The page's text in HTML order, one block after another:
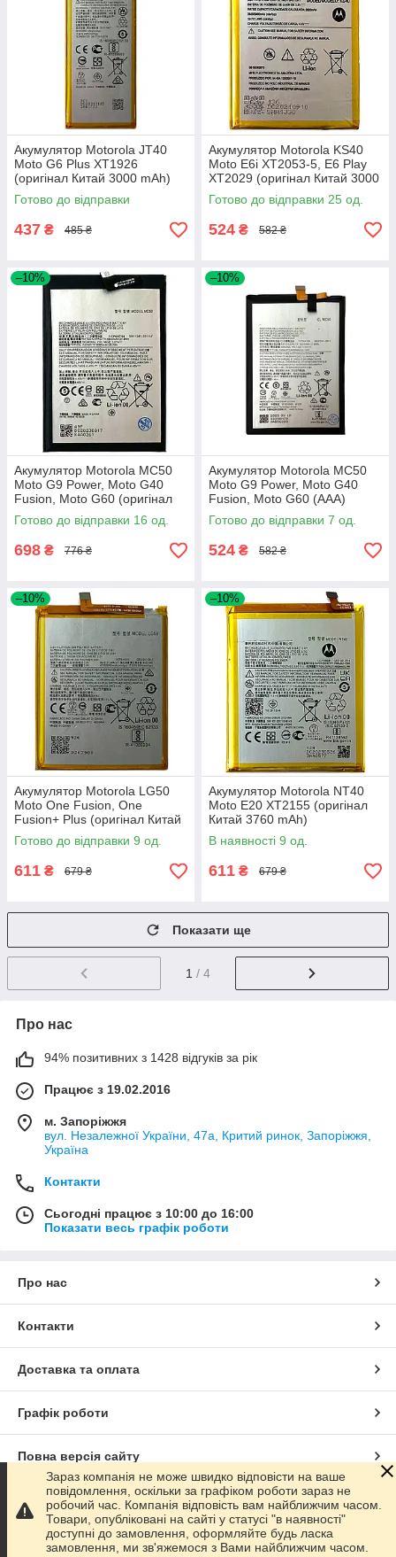
Акумулятор Motorola JT40
Moto G6 Plus XT1926
(оригінал Китай 3000 mAh)
Готово до відправки
437 ₴ 485 ₴
Акумулятор Motorola KS40
Moto E6i XT2053-5, E6 Play
XT2029 (оригінал Китай 3000
mAh)
Готово до відправки 25 од.
524 ₴ 582 ₴
–10%
Акумулятор Motorola MC50
Moto G9 Power, Moto G40
Fusion, Moto G60 (оригінал
Китай 6000 mAh)
Готово до відправки 16 од.
698 ₴ 776 ₴
–10%
Акумулятор Motorola MC50
Moto G9 Power, Moto G40
Fusion, Moto G60 (AAA)
Готово до відправки 7 од.
524 ₴ 582 ₴
–10%
Акумулятор Motorola LG50
Moto One Fusion, One
Fusion+ Plus (оригінал Китай
4700 mAh)
Готово до відправки 9 од.
611 ₴ 679 ₴
–10%
Акумулятор Motorola NT40
Moto E20 XT2155 (оригінал
Китай 3760 mAh)
В наявності 9 од.
611 ₴ 679 ₴
Показати ще
1 / 4
Про нас
94% позитивних з 1428 відгуків за рік
Працює з 19.02.2016
м. Запоріжжя
вул. Незалежної України, 47а, Критий ринок, Запоріжжя,
Україна
Контакти
Сьогодні працює з 10:00 до 16:00
Показати весь графік роботи
Про нас
Контакти
Доставка та оплата
Графік роботи
Повна версія сайту
Сайт створено на маркетплейсіProm.ua
Політика конфіденційності
Зараз компанія не може швидко відповісти на ваше
повідомлення, оскільки за графіком роботи зараз не
робочий час. Компанія відповість вам найближчим часом.
Товари, опубліковані на сайті у статусі "в наявності"
доступні до замовлення, оформляйте будь ласка
замовлення, ми зв'яжемося з Вами найближчим часом.